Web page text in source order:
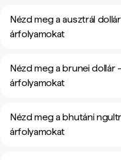
Nézd meg a ausztrál
árfolyamokat
Nézd meg a brunei dollár
árfolyamokat
Nézd meg a bhutáni
árfolyamokat